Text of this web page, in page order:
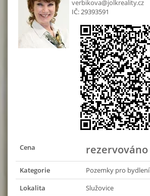
verbikova@jolkreality.cz
IČ: 29393591
Cena rezervováno
Kategorie
Pozemky pro bydlení
Lokalita
Služovice